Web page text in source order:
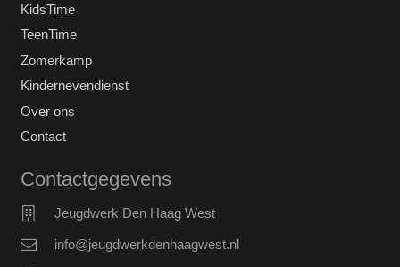
KidsTime
TeenTime
Zomerkamp
Kindernevendienst
Over ons
Contact
Contactgegevens
Jeugdwerk Den Haag West
info@jeugdwerkdenhaagwest.nl